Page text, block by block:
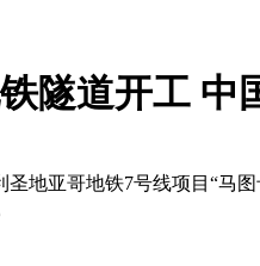
隧道开工 中
亚哥地铁7号线项目“马图